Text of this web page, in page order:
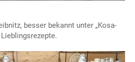
besser bekannt unter „Kosa-